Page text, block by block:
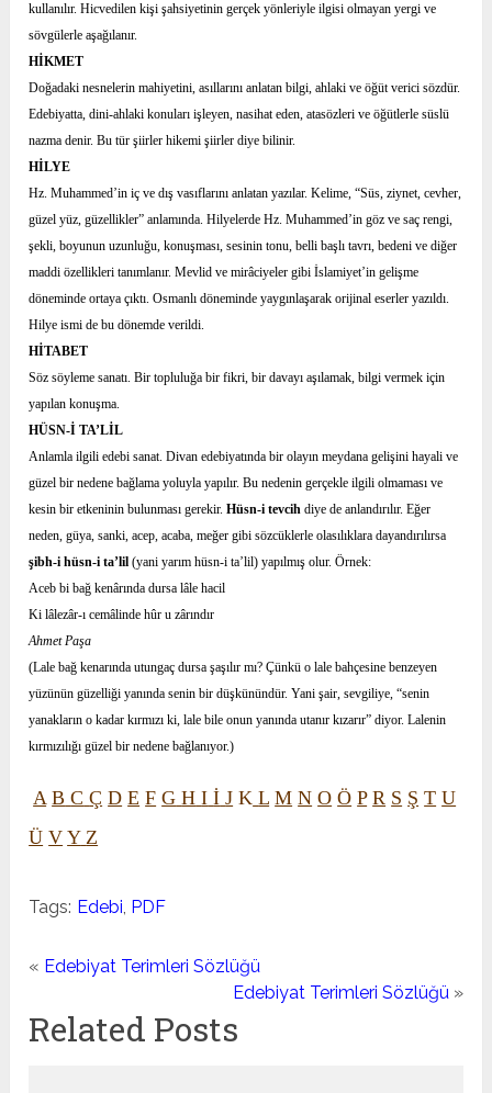
kullanılır. Hicvedilen kişi şahsiyetinin gerçek yönleriyle ilgisi olmayan yergi ve
sövgülerle aşağılanır.
HİKMET
Doğadaki nesnelerin mahiyetini, asıllarını anlatan bilgi, ahlaki ve öğüt verici sözdür.
Edebiyatta, dini-ahlaki konuları işleyen, nasihat eden, atasözleri ve öğütlerle süslü
nazma denir. Bu tür şiirler hikemi şiirler diye bilinir.
HİLYE
Hz. Muhammed’in iç ve dış vasıflarını anlatan yazılar. Kelime, “Süs, ziynet, cevher,
güzel yüz, güzellikler” anlamında. Hilyelerde Hz. Muhammed’in göz ve saç rengi,
şekli, boyunun uzunluğu, konuşması, sesinin tonu, belli başlı tavrı, bedeni ve diğer
maddi özellikleri tanımlanır. Mevlid ve mirâciyeler gibi İslamiyet’in gelişme
döneminde ortaya çıktı. Osmanlı döneminde yaygınlaşarak orijinal eserler yazıldı.
Hilye ismi de bu dönemde verildi.
HİTABET
Söz söyleme sanatı. Bir topluluğa bir fikri, bir davayı aşılamak, bilgi vermek için
yapılan konuşma.
HÜSN-İ TA’LİL
Anlamla ilgili edebi sanat. Divan edebiyatında bir olayın meydana gelişini hayali ve
güzel bir nedene bağlama yoluyla yapılır. Bu nedenin gerçekle ilgili olmaması ve
kesin bir etkeninin bulunması gerekir.Hüsn-i tevcih diye de anlandırılır. Eğer
neden, güya, sanki, acep, acaba, meğer gibi sözcüklerle olasılıklara dayandırılırsa
şibh-i hüsn-i ta’lil (yani yarım hüsn-i ta’lil) yapılmış olur. Örnek:
Aceb bi bağ kenârında dursa lâle hacil
Ki lâlezâr-ı cemâlinde hûr u zârındır
Ahmet Paşa
(Lale bağ kenarında utungaç dursa şaşılır mı? Çünkü o lale bahçesine benzeyen
yüzünün güzelliği yanında senin bir düşkünündür. Yani şair, sevgiliye, “senin
yanakların o kadar kırmızı ki, lale bile onun yanında utanır kızarır” diyor. Lalenin
kırmızılığı güzel bir nedene bağlanıyor.)
A B C Ç D E F G H I İ J K L M N O Ö P R S Ş T U
Ü V Y Z
Tags: Edebi, PDF
« Edebiyat Terimleri Sözlüğü
Edebiyat Terimleri Sözlüğü»
Related Posts